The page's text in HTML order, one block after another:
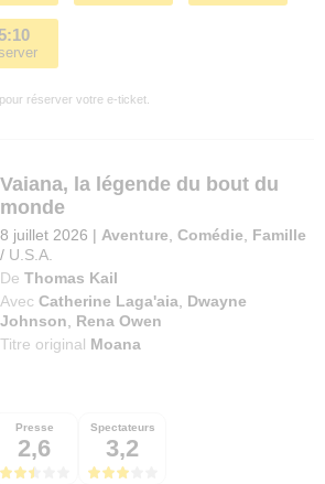
réserver votre e-ticket.
Vaiana, la légende du bout du
monde
8 juillet 2026 | Aventure ,Comédie
Famille
/ U.S.A.
De Thomas Kail
Avec Catherine Laga'aia
Dwayne
Johnson
Rena Owen
Titre original Moana
Presse
2,6
Spectateurs
3,2